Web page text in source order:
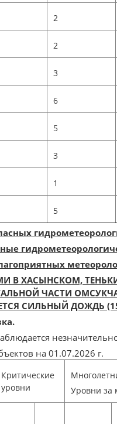
2
2
3
6
5
3
1
5
В ХАСЫНСКОМ,
ЧАСТИ
СИЛЬНЫЙ ДОЖДЬ
на 01.07.2026 г.
Критические
уровни
Уровни за